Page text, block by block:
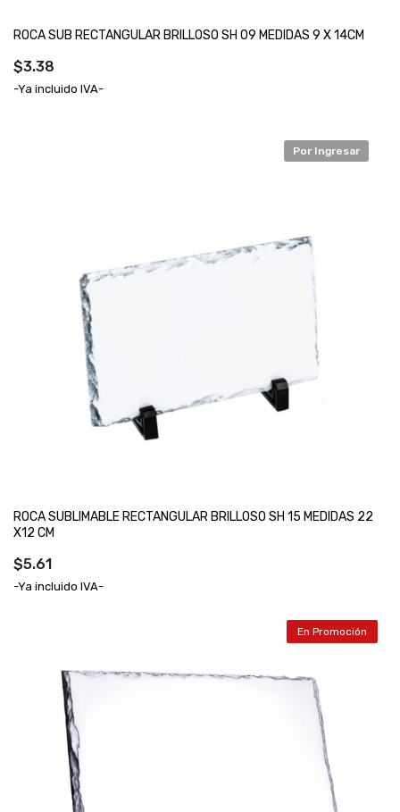
ROCA SUB RECTANGULAR BRILLOSO SH 09 MEDIDAS 9 X 14CM
$3.38
-Ya incluido IVA-
Por Ingresar
ROCA SUBLIMABLE RECTANGULAR BRILLOSO SH 15 MEDIDAS 22
X12 CM
$5.61
-Ya incluido IVA-
En Promoción